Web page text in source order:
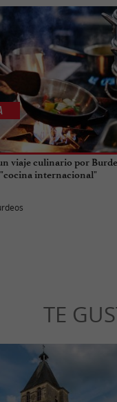
viaje culinario por
internacional"
TE